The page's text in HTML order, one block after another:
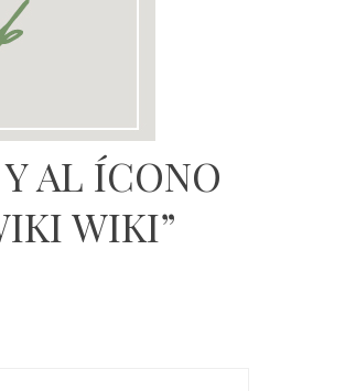
AL ÍCONO
WIKI”